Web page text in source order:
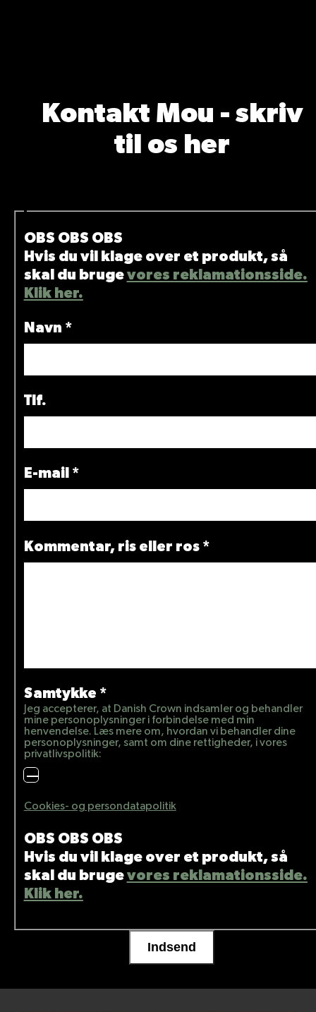
Kontakt Mou - skriv
til os her
OBS OBS OBS
Hvis du vil klage over et produkt, så
skal du bruge vores reklamationsside.
Klik her.
Navn *
Tlf.
E-mail *
Kommentar, ris eller ros *
Samtykke *
Jeg accepterer, at Danish Crown indsamler og behandler
mine personoplysninger i forbindelse med min
henvendelse. Læs mere om, hvordan vi behandler dine
personoplysninger, samt om dine rettigheder, i vores
privatlivspolitik:
Cookies- og persondatapolitik
OBS OBS OBS
Hvis du vil klage over et produkt, så
skal du bruge vores reklamationsside.
Klik her.